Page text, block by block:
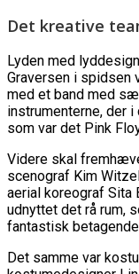
Det kreative
Lyden med
Graversen i spidsen
med et band med
instrumenterne, der
som var det Pink
Videre skal
scenograf Kim
aerial koreograf Sita
udnyttet det rå rum,
fantastisk
Det samme var